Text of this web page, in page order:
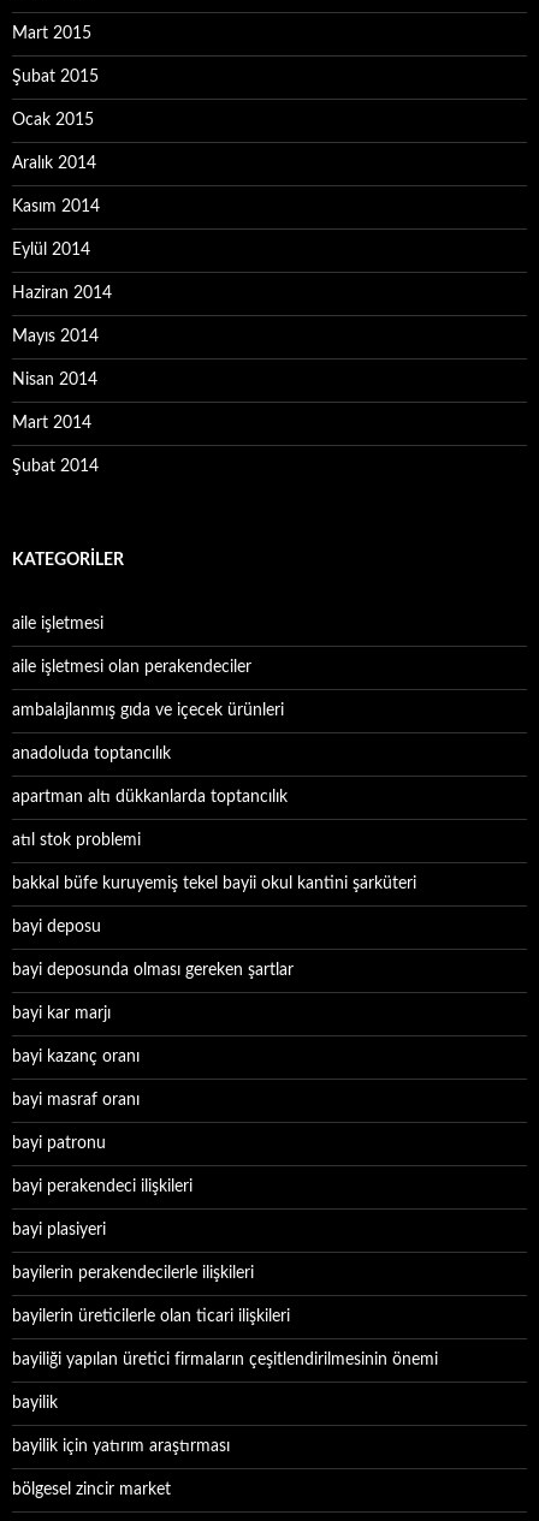
Mart 2015
Şubat 2015
Ocak 2015
Aralık 2014
Kasım 2014
Eylül 2014
Haziran 2014
Mayıs 2014
Nisan 2014
Mart 2014
Şubat 2014
KATEGORILER
aile işletmesi
aile işletmesi olan perakendeciler
ambalajlanmış gıda ve içecek ürünleri
anadoluda toptancılık
apartman altı dükkanlarda toptancılık
atıl stok problemi
bakkal büfe kuruyemiş tekel bayii okul kantini şarküteri
bayi deposu
bayi deposunda olması gereken şartlar
bayi kar marjı
bayi kazanç oranı
bayi masraf oranı
bayi patronu
bayi perakendeci ilişkileri
bayi plasiyeri
bayilerin perakendecilerle ilişkileri
bayilerin üreticilerle olan ticari ilişkileri
bayiliği yapılan üretici firmaların çeşitlendirilmesinin önemi
bayilik
bayilik için yatırım araştırması
bölgesel zincir market